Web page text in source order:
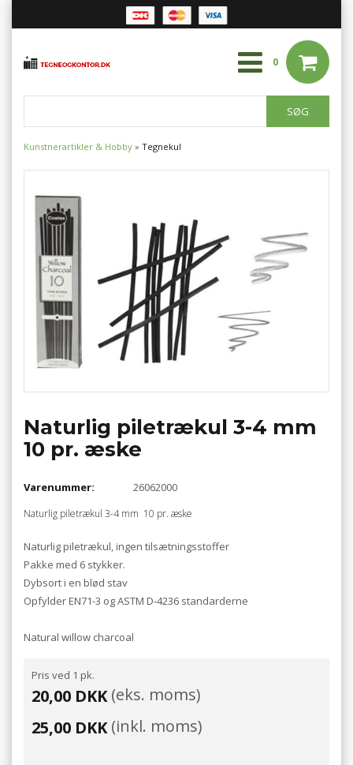
0
Kunstnerartikler & Hobby » Tegnekul
Naturlig piletrækul 3-4 mm
10 pr. æske
Varenummer: 26062000
Naturlig piletrækul 3-4 mm 10 pr. æske
Naturlig piletrækul, ingen tilsætningsstoffer
Pakke med 6 stykker.
Dybsort i en blød stav
Opfylder EN71-3 og ASTM D-4236 standarderne
Natural willow charcoal
Pris ved 1 pk.
20,00 DKK(eks. moms)
25,00 DKK(inkl. moms)